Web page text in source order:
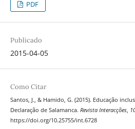
PDF
Publicado
2015-04-05
Como Citar
Santos, J., & Hamido, G. (2015). Educação
Declaração de Salamanca. Revista Interacções,
https://doi.org/10.25755/int.6728